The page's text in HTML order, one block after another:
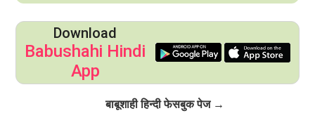
Download
Babushahi Hindi
App
बाबूशाही हिन्दी फेसबुक पेज →